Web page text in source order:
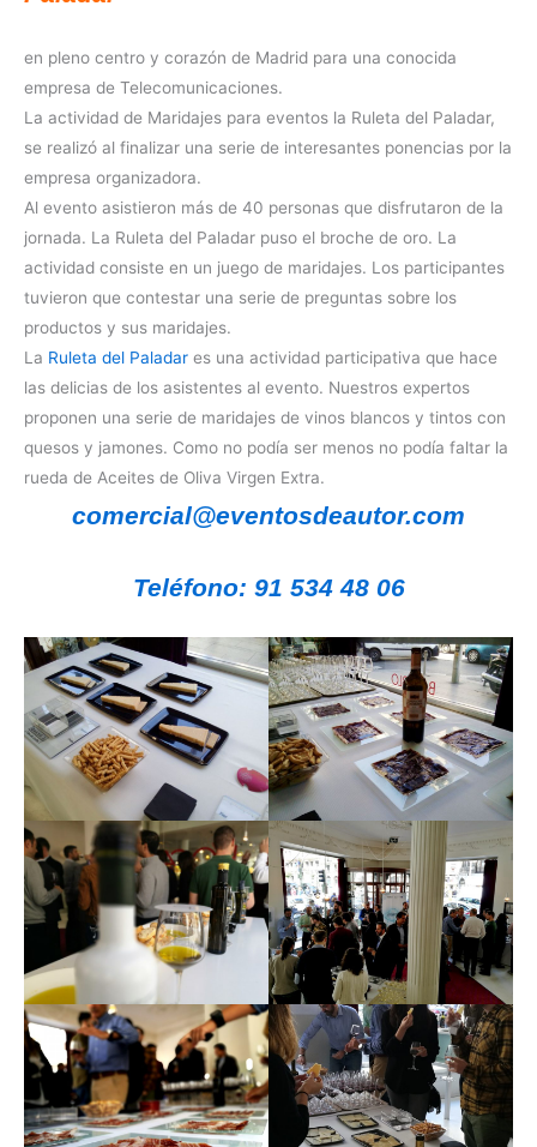
en pleno centro y corazón de Madrid para una conocida
empresa de Telecomunicaciones.
La actividad de Maridajes para eventos la Ruleta del Paladar,
se realizó al finalizar una serie de interesantes ponencias por la
empresa organizadora.
Al evento asistieron más de 40 personas que disfrutaron de la
jornada. La Ruleta del Paladar puso el broche de oro. La
actividad consiste en un juego de maridajes. Los participantes
tuvieron que contestar una serie de preguntas sobre los
productos y sus maridajes.
La Ruleta del Paladar es una actividad participativa que hace
las delicias de los asistentes al evento. Nuestros expertos
proponen una serie de maridajes de vinos blancos y tintos con
quesos y jamones. Como no podía ser menos no podía faltar la
rueda de Aceites de Oliva Virgen Extra.
comercial@eventosdeautor.com
Teléfono: 91 534 48 06